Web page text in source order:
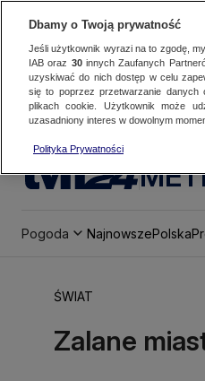
Pogoda NajnowszePolska
ŚWIAT
Zalane
Dbamy o Twoją prywatność
Jeśli użytkownik wyrazi na to zgodę,
IAB oraz 30innych Zaufanych
uzyskiwać do nich dostęp w celu
się to poprzez przetwarzanie danych
plikach cookie. Użytkownik może
uzasadniony interes w dowolnym
Polityka Prywatności